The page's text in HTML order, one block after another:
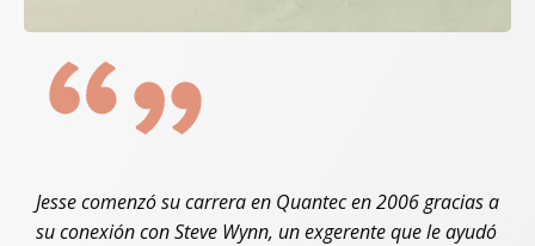
Jesse comenzó su carrera en Quantec en 2006 gracias a
su conexión con Steve Wynn, un exgerente que le ayudó